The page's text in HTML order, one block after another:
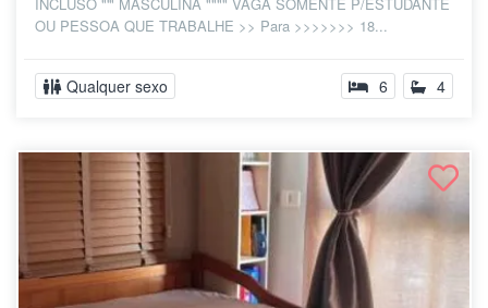
OU PESSOA QUE TRABALHE >> Para >>>>>>> 18...
Qualquer sexo 6 4